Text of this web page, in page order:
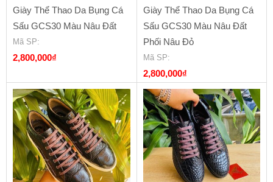
Giày Thể Thao Da Bụng Cá
Sấu GCS30 Màu Nâu Đất
Mã SP:
2,800,000₫
Giày Thể Thao Da Bụng Cá
Sấu GCS30 Màu Nâu Đất
Phối Nâu Đỏ
Mã SP:
2,800,000₫